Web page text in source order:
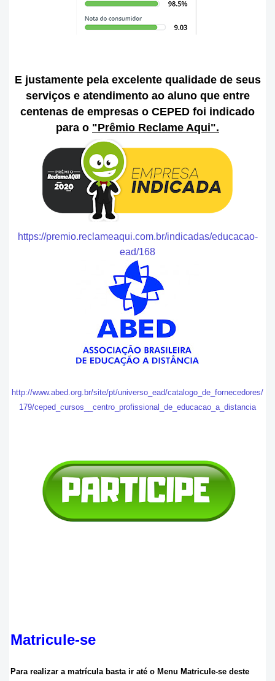
E justamente pela excelente qualidade de seus
serviços e atendimento ao aluno que entre
centenas de empresas o CEPED foi indicado
para o "Prêmio Reclame Aqui".
https://premio.reclameaqui.com.br/indicadas/educacao-
ead/168
http://www.abed.org.br/site/pt/universo_ead/catalogo_de_fornecedores/
179/ceped_cursos__centro_profissional_de_educacao_a_distancia
Matricule-se
Para realizar a matrícula basta ir até o Menu Matricule-se deste